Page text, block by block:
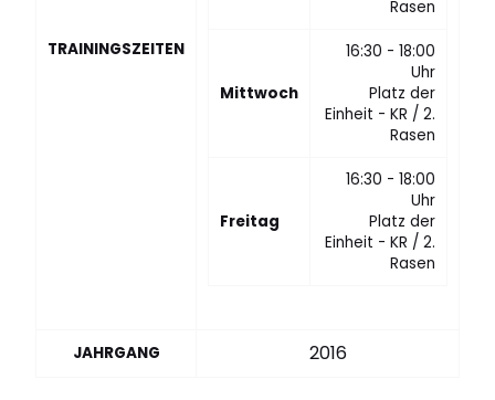
TRAININGSZEITEN
Rasen
Mittwoch
16:30 - 18:00
Uhr
Platz der
Einheit - KR / 2.
Rasen
Freitag
16:30 - 18:00
Uhr
Platz der
Einheit - KR / 2.
Rasen
JAHRGANG 2016